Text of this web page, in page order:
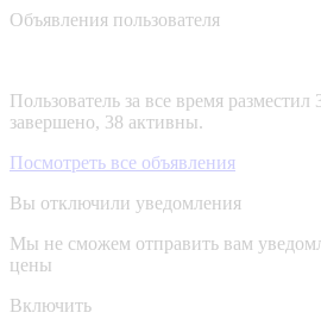
Объявления пользователя
Пользователь за все время
завершено, 38 активны.
Посмотреть все объявления
Вы отключили уведомления
Мы не сможем отправить вам
цены
Включить